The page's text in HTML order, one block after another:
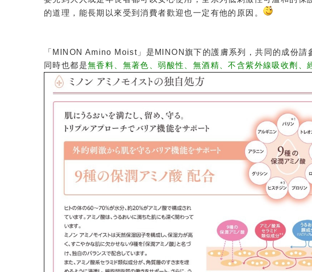
的道理，能長期以來受到消費者歡迎也一定有他的原因。
「MINON Amino Moist」是MINON旗下的護膚系列，共同的成份請
同時也都是無香料、無著色、弱酸性、無酒精、不含紫外線吸收劑、